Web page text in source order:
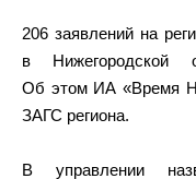
206 заявлений на
в Нижегородской
Об этом ИА «Время
ЗАГС региона.
В управлении